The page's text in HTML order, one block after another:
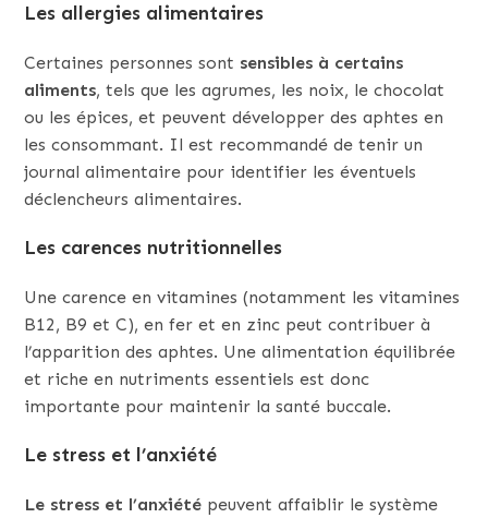
Les allergies alimentaires
Certaines personnes sont sensibles à certains
aliments, tels que les agrumes, les noix, le chocolat
ou les épices, et peuvent développer des aphtes en
les consommant. Il est recommandé de tenir un
journal alimentaire pour identifier les éventuels
déclencheurs alimentaires.
Les carences nutritionnelles
Une carence en vitamines (notamment les vitamines
B12, B9 et C), en fer et en zinc peut contribuer à
l’apparition des aphtes. Une alimentation équilibrée
et riche en nutriments essentiels est donc
importante pour maintenir la santé buccale.
Le stress et l’anxiété
Le stress et l’anxiété peuvent affaiblir le système